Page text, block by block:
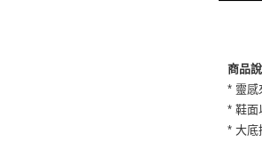
商品
* 靈感
* 鞋面
* 大底